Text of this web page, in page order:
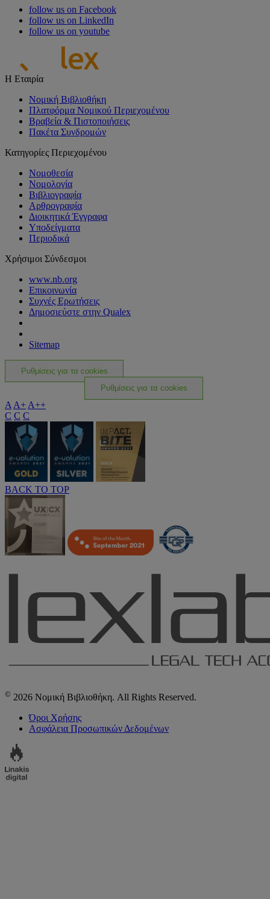
follow us on Facebook
follow us on LinkedIn
follow us on youtube
Η Εταιρία
Νομική Βιβλιοθήκη
Πλατφόρμα Νομικού Περιεχομένου
Βραβεία & Πιστοποιήσεις
Πακέτα Συνδρομών
Κατηγορίες Περιεχομένου
Νομοθεσία
Νομολογία
Βιβλιογραφία
Αρθρογραφία
Διοικητικά Έγγραφα
Υποδείγματα
Περιοδικά
Χρήσιμοι Σύνδεσμοι
www.nb.org
Επικοινωνία
Συχνές Ερωτήσεις
Δημοσιεύστε στην Qualex
Sitemap
Ρυθμίσεις για τα cookies
Ρυθμίσεις για τα cookies
A A+ A++
C C C
BACK TO TOP
© 2026 Νομική Βιβλιοθήκη. All Rights Reserved.
Όροι Χρήσης
Ασφάλεια Προσωπικών Δεδομένων